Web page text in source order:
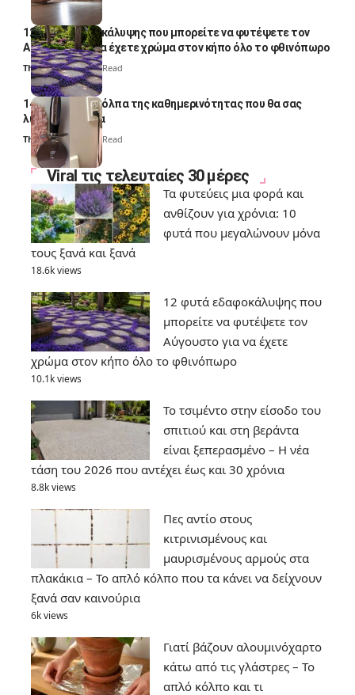
12 φυτά εδαφοκάλυψης που μπορείτε να φυτέψετε τον
Αύγουστο για να έχετε χρώμα στον κήπο όλο το φθινόπωρο
Thali Ombre7 Min Read
14 πανέξυπνα κόλπα της καθημερινότητας που θα σας
λύσουν τα χέρια
Thali Ombre 6 Min Read
Viral τις τελευταίες 30 μέρες
Τα φυτεύεις μια φορά και
ανθίζουν για χρόνια: 10
φυτά που μεγαλώνουν μόνα
τους ξανά και ξανά
18.6k views
12 φυτά εδαφοκάλυψης που
μπορείτε να φυτέψετε τον
Αύγουστο για να έχετε
χρώμα στον κήπο όλο το φθινόπωρο
10.1k views
Το τσιμέντο στην είσοδο του
σπιτιού και στη βεράντα
είναι ξεπερασμένο – Η νέα
τάση του 2026 που αντέχει έως και 30 χρόνια
8.8k views
Πες αντίο στους
κιτρινισμένους και
μαυρισμένους αρμούς στα
πλακάκια – Το απλό κόλπο που τα κάνει να δείχνουν
ξανά σαν καινούρια
6k views
Γιατί βάζουν αλουμινόχαρτο
κάτω από τις γλάστρες – Το
απλό κόλπο και τι